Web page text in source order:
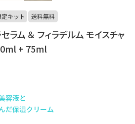
定キット 送料無料
ラム ＆ フィラデルム モイスチャ
+ 75ml
容液と
だ保湿クリーム